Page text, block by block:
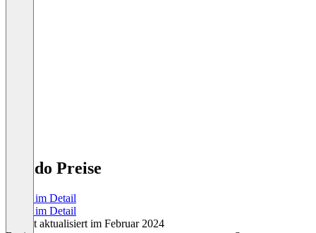
Invido Preise
Preise im Detail
Preise im Detail
Zuletzt aktualisiert im Februar 2024